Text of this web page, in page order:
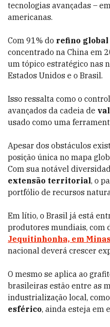
tecnologias avançadas –
americanas.
Com 91% do refino global
concentrado na China em
um tópico estratégico nas
Estados Unidos e o Brasil.
Isso ressalta como o
avançados da cadeia de
usado como uma
Apesar dos obstáculos
posição única no mapa
Com sua notável
extensão territorial, o
portfólio de recursos
Em lítio, o Brasil já está
produtores mundiais, com
Jequitinhonha, em
nacional deverá crescer
O mesmo se aplica ao
brasileiras estão entre as
industrialização local,
esférico, ainda esteja em